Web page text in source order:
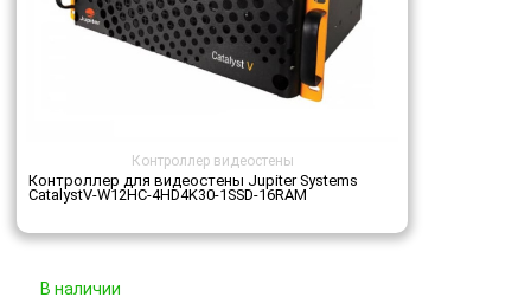
Контроллер видеостены
Контроллер для видеостены Jupiter Systems
CatalystV-W12HC-4HD4K30-1SSD-16RAM
В наличии